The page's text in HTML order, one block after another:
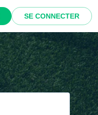
SE CONNECTER